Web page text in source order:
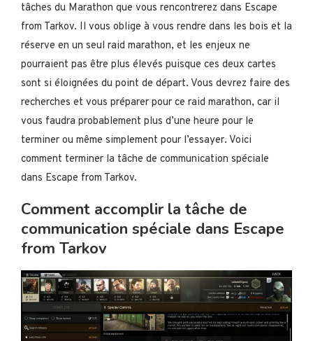
tâches du Marathon que vous rencontrerez dans Escape
from Tarkov. Il vous oblige à vous rendre dans les bois et la
réserve en un seul raid marathon, et les enjeux ne
pourraient pas être plus élevés puisque ces deux cartes
sont si éloignées du point de départ. Vous devrez faire des
recherches et vous préparer pour ce raid marathon, car il
vous faudra probablement plus d’une heure pour le
terminer ou même simplement pour l’essayer. Voici
comment terminer la tâche de communication spéciale
dans Escape from Tarkov.
Comment accomplir la tâche de
communication spéciale dans Escape
from Tarkov